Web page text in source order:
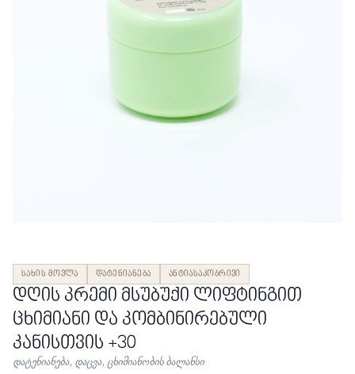
სახის მოვლა დატენიანება ანტიასაკობრივი
დღის კრემი მსუბუქი ლიფტინგით
ცხიმიანი და კომბინირებული
კანისთვის +30
დატენიანება, დაცვა, ცხიმიანობის ბალანსი